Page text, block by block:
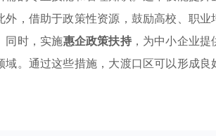
外，借助于政策性资源，鼓励高校、职
同时，实施惠企政策扶持，为中小企业提
域。通过这些措施，大渡口区可以形成良